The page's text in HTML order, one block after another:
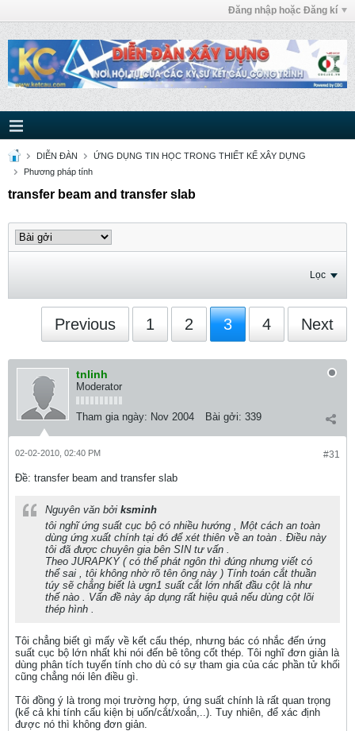
Đăng nhập hoặc Đăng kí
DIỄN ĐÀN
ỨNG DỤNG TIN HỌC TRONG THIẾT KẾ XÂY DỰNG
Phương pháp tính
transfer beam and transfer slab
Lọc
Previous 1 2 3 4 Next
tnlinh
Moderator
Tham gia ngày: Nov 2004 Bài gởi: 339
#31
02-02-2010, 02:40 PM
Ðề: transfer beam and transfer slab
Nguyên văn bởi ksminh
tôi nghĩ ứng suất cục bộ có nhiều hướng , Một cách an toàn
dùng ứng xuất chính tại đó để xét thiên về an toàn . Điều này
tôi đã được chuyên gia bên SIN tư vấn .
Theo JURAPKY ( có thể phát ngôn thì đúng nhưng viết có
thể sai , tôi không nhờ rõ tên ông này ) Tính toán cắt thuần
túy sẽ chẳng biết là ưgn1 suất cắt lớn nhất đầu cột là như
thế nào . Vấn đề này áp dụng rất hiệu quả nếu dùng cột lõi
thép hình .
Tôi chẳng biết gì mấy về kết cấu thép, nhưng bác có nhắc đến ứng
suất cục bộ lớn nhất khi nói đến bê tông cốt thép. Tôi nghĩ đơn giản là
dùng phân tích tuyến tính cho dù có sự tham gia của các phần tử khối
cũng chẳng nói lên điều gì.
Tôi đồng ý là trong mọi trường hợp, ứng suất chính là rất quan trọng
(kể cả khi tính cấu kiện bị uốn/cắt/xoắn,..). Tuy nhiên, để xác định
được nó thì không đơn giản.